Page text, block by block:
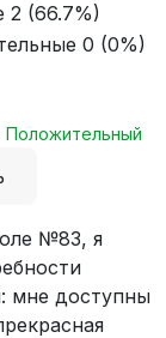
2 (66.7%)
0 (0%)
Положительный
№83, я
мне доступны